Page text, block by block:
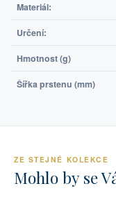
Materiál:
Určení:
Hmotnost (g)
Šířka prstenu (mm)
ZE STEJNÉ KOLEKCE
Mohlo by se